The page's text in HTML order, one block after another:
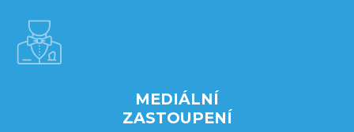
MEDIÁLNÍ
ZASTOUPENÍ